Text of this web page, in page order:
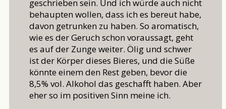
geschrieben sein. Und ich würde auch nicht
behaupten wollen, dass ich es bereut habe,
davon getrunken zu haben. So aromatisch,
wie es der Geruch schon voraussagt, geht
es auf der Zunge weiter. Ölig und schwer
ist der Körper dieses Bieres, und die Süße
könnte einem den Rest geben, bevor die
8,5% vol. Alkohol das geschafft haben. Aber
eher so im positiven Sinn meine ich.